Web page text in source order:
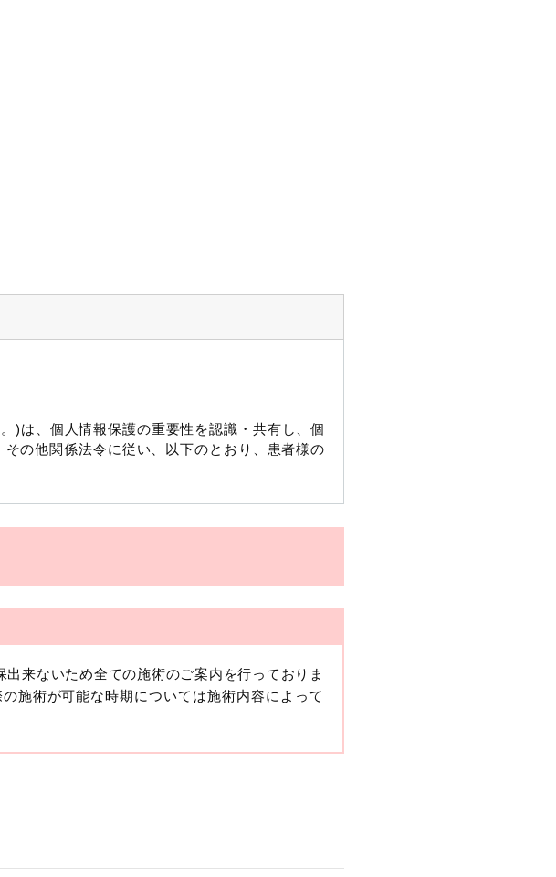
)は、個人情報保護の重要性を認識・共有し、個
の他関係法令に従い、以下のとおり、患者様の
する情報であって、当該情報に含まれる氏名、
識別符号（個人情報保護委員会の政令に準じま
きない情報もありますが、他の情報と組み合わ
来ないため全ての施術のご案内を行っておりま
施術が可能な時期については施術内容によって